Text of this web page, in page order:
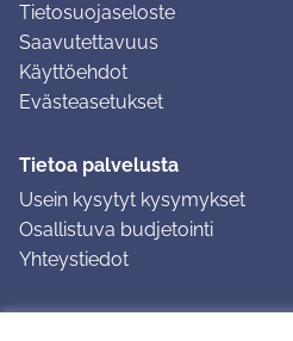
Tietosuojaseloste
Saavutettavuus
Käyttöehdot
Evästeasetukset
Tietoa palvelusta
Usein kysytyt kysymykset
Osallistuva budjetointi
Yhteystiedot